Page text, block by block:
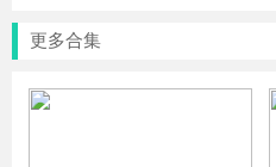
更多合集